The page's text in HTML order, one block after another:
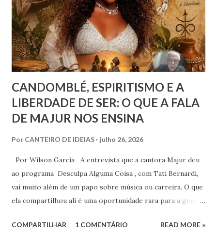
lamentavelmente, o meio/movimento espírita não está
excluído, o que me parece profundamente contraditório
quando se tem algum conhecim...
CANDOMBLÉ, ESPIRITISMO E A
LIBERDADE DE SER: O QUE A FALA
DE MAJUR NOS ENSINA
Por CANTEIRO DE IDEIAS julho 26, 2026
Por Wilson Garcia A entrevista que a cantora Majur deu
ao programa Desculpa Alguma Coisa , com Tati Bernardi,
vai muito além de um papo sobre música ou carreira. O que
ela compartilhou ali é uma oportunidade rara para a gente
identidade espiritual, pertencimento e intolerância
COMPARTILHAR 1 COMENTÁRIO READ MORE »